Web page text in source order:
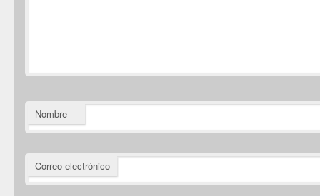
Nombre
Correo electrónico